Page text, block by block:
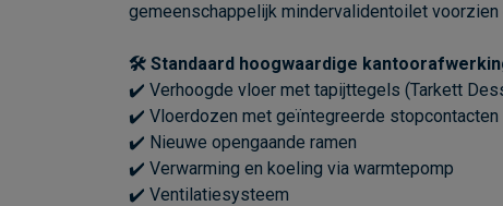
gemeenschappelijk mindervalidentoilet
🛠 Standaard hoogwaardige
✔️ Verhoogde vloer met tapijttegels (Tarkett
✔️ Vloerdozen met geïntegreerde stopcontacten
✔️ Nieuwe opengaande ramen
✔️ Verwarming en koeling via warmtepomp
✔️ Ventilatiesysteem